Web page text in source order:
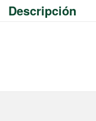
Descripción